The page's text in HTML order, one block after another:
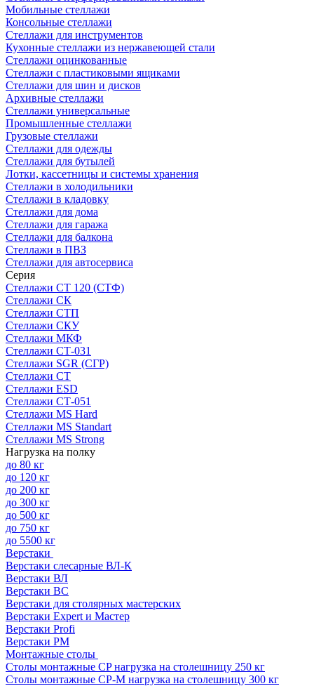
Мобильные стеллажи
Консольные стеллажи
Стеллажи для инструментов
Кухонные стеллажи из нержавеющей стали
Стеллажи оцинкованные
Стеллажи с пластиковыми ящиками
Стеллажи для шин и дисков
Архивные стеллажи
Стеллажи универсальные
Промышленные стеллажи
Грузовые стеллажи
Стеллажи для одежды
Стеллажи для бутылей
Лотки, кассетницы и системы хранения
Стеллажи в холодильники
Стеллажи в кладовку
Стеллажи для дома
Стеллажи для гаража
Стеллажи для балкона
Стеллажи в ПВЗ
Стеллажи для автосервиса
Серия
Стеллажи СТ 120 (СТФ)
Стеллажи СК
Стеллажи СТП
Стеллажи СКУ
Стеллажи МКФ
Стеллажи СТ-031
Стеллажи SGR (СГР)
Стеллажи СТ
Стеллажи ESD
Стеллажи СТ-051
Стеллажи MS Hard
Стеллажи MS Standart
Стеллажи MS Strong
Нагрузка на полку
до 80 кг
до 120 кг
до 200 кг
до 300 кг
до 500 кг
до 750 кг
до 5500 кг
Верстаки
Верстаки слесарные ВЛ-К
Верстаки ВЛ
Верстаки ВС
Верстаки для столярных мастерских
Верстаки Expert и Мастер
Верстаки Profi
Верстаки РМ
Монтажные столы
Столы монтажные СP нагрузка на столешницу 250 кг
Столы монтажные СР-М нагрузка на столешницу 300 кг